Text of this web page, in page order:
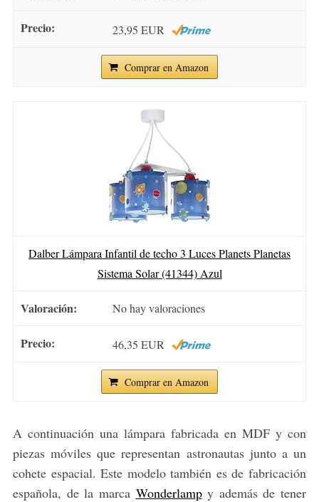
23,95 EUR
Comprar en Amazon
Dalber Lámpara Infantil de techo 3 Luces Planets Planetas
Sistema Solar (41344) Azul
No hay valoraciones
46,35 EUR
Comprar en Amazon
A continuación una lámpara fabricada en MDF y con
piezas móviles que representan astronautas junto a un
cohete espacial. Este modelo también es de fabricación
española, de la marca Wonderlampy además de tener